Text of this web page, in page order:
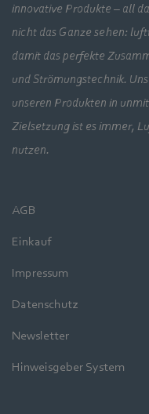
innovative Produkte – all
nicht das Ganze sehen:
damit das perfekte
und Strömungstechnik.
unseren Produkten in
Zielsetzung ist es immer,
nutzen.
AGB
Einkauf
Impressum
Datenschutz
Newsletter
Hinweisgeber System